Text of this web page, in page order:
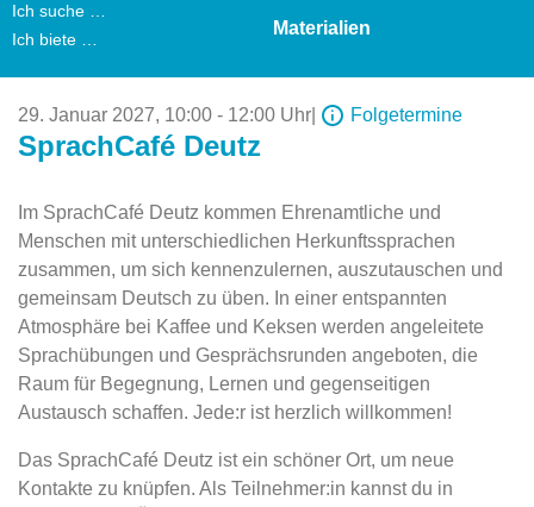
Ich suche …
Ich biete …
Materialien
29. Januar 2027, 10:00 - 12:00 Uhr Folgetermine
SprachCafé Deutz
Im SprachCafé Deutz kommen Ehrenamtliche und
Menschen mit unterschiedlichen Herkunftssprachen
zusammen, um sich kennenzulernen, auszutauschen und
gemeinsam Deutsch zu üben. In einer entspannten
Atmosphäre bei Kaffee und Keksen werden angeleitete
Sprachübungen und Gesprächsrunden angeboten, die
Raum für Begegnung, Lernen und gegenseitigen
Austausch schaffen. Jede:r ist herzlich willkommen!
Das SprachCafé Deutz ist ein schöner Ort, um neue
Kontakte zu knüpfen. Als Teilnehmer:in kannst du in